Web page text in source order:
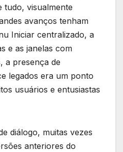
tudo, visualmente
avanços tenham
Iniciar centralizado, a
e as janelas com
a presença de
legados era um ponto
usuários e entusiastas
diálogo, muitas vezes
anteriores do